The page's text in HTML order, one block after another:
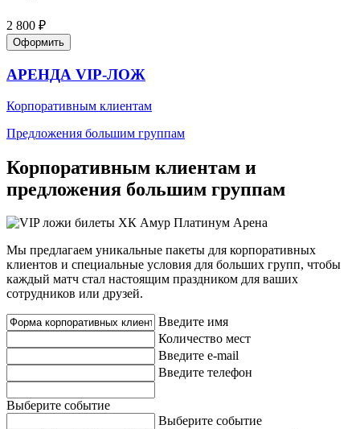
2 800 ₽
Оформить
АРЕНДА VIP-ЛОЖ
Корпоративным клиентам
Предложения большим группам
Корпоративным клиентам и
предложения большим группам
Мы предлагаем уникальные пакеты для корпоративных
клиентов и специальные условия для больших групп, чтобы
каждый матч стал настоящим праздником для ваших
сотрудников или друзей.
Введите имя
Количество мест
Введите e-mail
Введите телефон
Выберите событие
Выберите событие